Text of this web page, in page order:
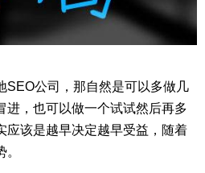
SEO公司，那自然是可以多做几
进，也可以做一个试试然后再多
应该是越早决定越早受益，随着